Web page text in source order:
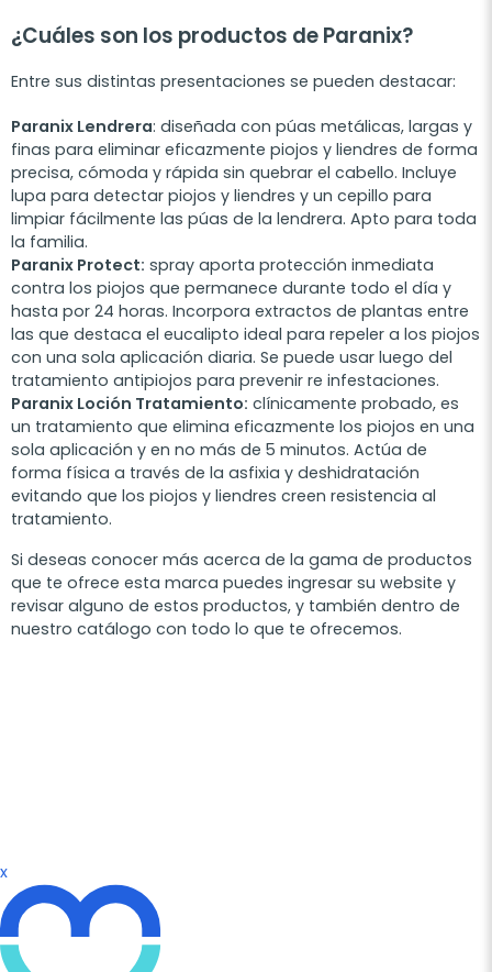
¿Cuáles son los productos de Paranix?
Entre sus distintas presentaciones se pueden destacar:
Paranix Lendrera: diseñada con púas metálicas, largas y
finas para eliminar eficazmente piojos y liendres de forma
precisa, cómoda y rápida sin quebrar el cabello. Incluye
lupa para detectar piojos y liendres y un cepillo para
limpiar fácilmente las púas de la lendrera. Apto para toda
la familia.
Paranix Protect: spray aporta protección inmediata
contra los piojos que permanece durante todo el día y
hasta por 24 horas. Incorpora extractos de plantas entre
las que destaca el eucalipto ideal para repeler a los piojos
con una sola aplicación diaria. Se puede usar luego del
tratamiento antipiojos para prevenir re infestaciones.
Paranix Loción Tratamiento: clínicamente probado, es
un tratamiento que elimina eficazmente los piojos en una
sola aplicación y en no más de 5 minutos. Actúa de
forma física a través de la asfixia y deshidratación
evitando que los piojos y liendres creen resistencia al
tratamiento.
Si deseas conocer más acerca de la gama de productos
que te ofrece esta marca puedes ingresar su website y
revisar alguno de estos productos, y también dentro de
nuestro catálogo con todo lo que te ofrecemos.
x